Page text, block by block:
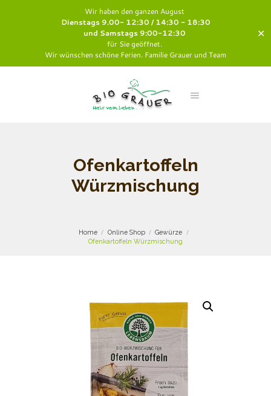
Wir haben den ganzen August
Dienstags 9.00- 12:30 / 14:30 - 18:30
und Samstags 9:00-12:30
für Sie geöffnet.
Wir wünschen schöne Ferien. Familie Grauer und Team
✕
Ofenkartoffeln
Würzmischung
Home Online Shop
Gewürze
Ofenkartoffeln Würzmischung